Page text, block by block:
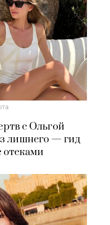
с Ольгой
лишнего — гид
отеками